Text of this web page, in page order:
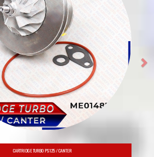
POMPA OLI ASSY 4G15 MITSUBISHI COLT T120SS